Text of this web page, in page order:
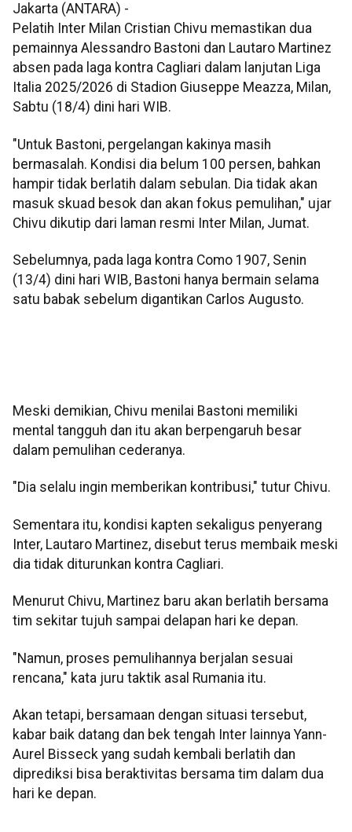
Jakarta (ANTARA) -
Pelatih Inter Milan Cristian Chivu memastikan dua
pemainnya Alessandro Bastoni dan Lautaro Martinez
absen pada laga kontra Cagliari dalam lanjutan Liga
Italia 2025/2026 di Stadion Giuseppe Meazza, Milan,
Sabtu (18/4) dini hari WIB.
"Untuk Bastoni, pergelangan kakinya masih
bermasalah. Kondisi dia belum 100 persen, bahkan
hampir tidak berlatih dalam sebulan. Dia tidak akan
masuk skuad besok dan akan fokus pemulihan," ujar
Chivu dikutip dari laman resmi Inter Milan, Jumat.
Sebelumnya, pada laga kontra Como 1907, Senin
(13/4) dini hari WIB, Bastoni hanya bermain selama
satu babak sebelum digantikan Carlos Augusto.
Meski demikian, Chivu menilai Bastoni memiliki
mental tangguh dan itu akan berpengaruh besar
dalam pemulihan cederanya.
"Dia selalu ingin memberikan kontribusi," tutur Chivu.
Sementara itu, kondisi kapten sekaligus penyerang
Inter, Lautaro Martinez, disebut terus membaik meski
dia tidak diturunkan kontra Cagliari.
Menurut Chivu, Martinez baru akan berlatih bersama
tim sekitar tujuh sampai delapan hari ke depan.
"Namun, proses pemulihannya berjalan sesuai
rencana," kata juru taktik asal Rumania itu.
Akan tetapi, bersamaan dengan situasi tersebut,
kabar baik datang dan bek tengah Inter lainnya Yann-
Aurel Bisseck yang sudah kembali berlatih dan
diprediksi bisa beraktivitas bersama tim dalam dua
hari ke depan.